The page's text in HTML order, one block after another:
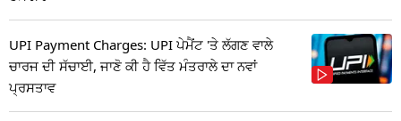
UPI Payment Charges: UPI ਪੇਮੈਂਟ 'ਤੇ ਲੱਗਣ ਵਾਲੇ
ਚਾਰਜ ਦੀ ਸੱਚਾਈ, ਜਾਣੋ ਕੀ ਹੈ ਵਿੱਤ ਮੰਤਰਾਲੇ ਦਾ ਨਵਾਂ
ਪ੍ਰਸਤਾਵ